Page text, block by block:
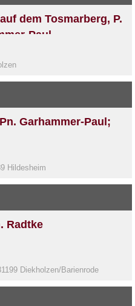
dem Tosmarberg, P.
Paul
Hildesheim9:15 Uhr
Ochtersum10:15 Uhr
Schwarze
Röderhof 1,
Auf dem
Garhammer-Paul;
Hildesheim
Radtke
Diekholzen/Barienrode